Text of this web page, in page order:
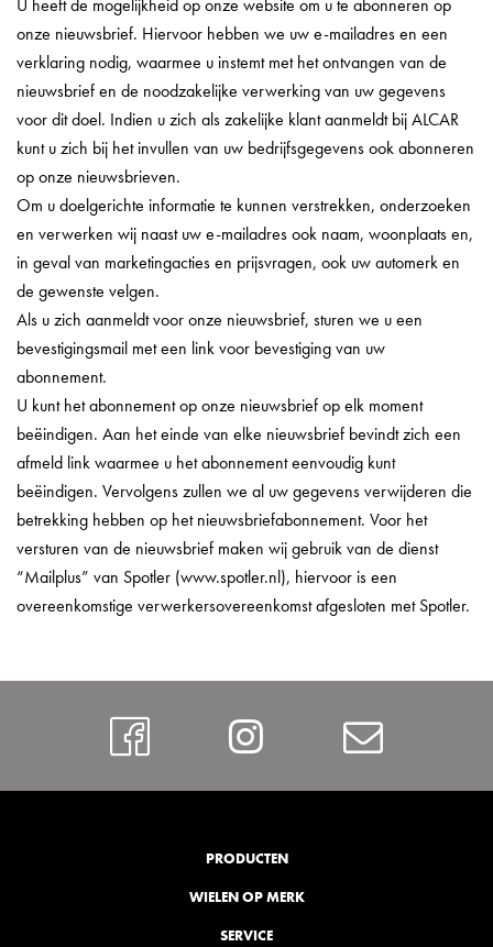
U heeft de mogelijkheid op onze website om u te abonneren op
onze nieuwsbrief. Hiervoor hebben we uw e-mailadres en een
verklaring nodig, waarmee u instemt met het ontvangen van de
nieuwsbrief en de noodzakelijke verwerking van uw gegevens
voor dit doel. Indien u zich als zakelijke klant aanmeldt bij ALCAR
kunt u zich bij het invullen van uw bedrijfsgegevens ook abonneren
op onze nieuwsbrieven.
Om u doelgerichte informatie te kunnen verstrekken, onderzoeken
en verwerken wij naast uw e-mailadres ook naam, woonplaats en,
in geval van marketingacties en prijsvragen, ook uw automerk en
de gewenste velgen.
Als u zich aanmeldt voor onze nieuwsbrief, sturen we u een
bevestigingsmail met een link voor bevestiging van uw
abonnement.
U kunt het abonnement op onze nieuwsbrief op elk moment
beëindigen. Aan het einde van elke nieuwsbrief bevindt zich een
afmeld link waarmee u het abonnement eenvoudig kunt
beëindigen. Vervolgens zullen we al uw gegevens verwijderen die
betrekking hebben op het nieuwsbriefabonnement. Voor het
versturen van de nieuwsbrief maken wij gebruik van de dienst
“Mailplus” van Spotler (www.spotler.nl), hiervoor is een
overeenkomstige verwerkersovereenkomst afgesloten met Spotler.
FacebookInstagram
PRODUCTEN
WIELEN OP MERK
SERVICE